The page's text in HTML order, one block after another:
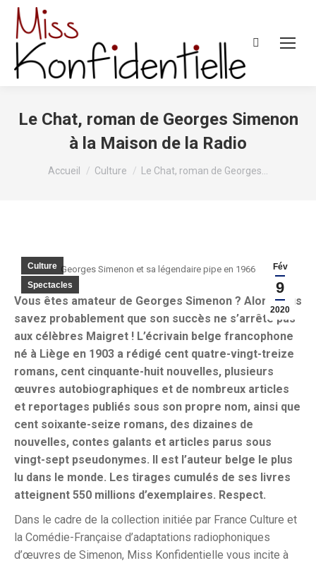
Recherche
Le Chat, roman de Georges Simenon
à la Maison de la Radio
Vous êtes ici :
Accueil Culture Le Chat, roman de Georges…
Fév
9
2020
Culture
Spectacles
Georges Simenon et sa légendaire pipe en 1966
Vous êtes amateur de Georges Simenon ? Alors vous
savez probablement que son succès ne s’arrête pas
aux célèbres Maigret ! L’écrivain belge francophone
né à Liège en 1903 a rédigé cent quatre-vingt-treize
romans, cent cinquante-huit nouvelles, plusieurs
œuvres autobiographiques et de nombreux articles
et reportages publiés sous son propre nom, ainsi que
cent soixante-seize romans, des dizaines de
nouvelles, contes galants et articles parus sous
vingt-sept pseudonymes. Il est l’auteur belge le plus
lu dans le monde. Les tirages cumulés de ses livres
atteignent 550 millions d’exemplaires. Respect.
Dans le cadre de la collection initiée par France Culture et
la Comédie-Française d’adaptations radiophoniques
d’œuvres de Simenon, Miss Konfidentielle vous incite à